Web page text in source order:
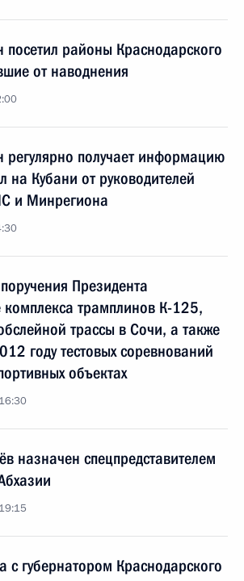
посетил районы Краснодарского
от наводнения
регулярно получает информацию
на Кубани от руководителей
и Минрегиона
Президента
комплекса трамплинов К-125,
трассы в Сочи, а также
году тестовых соревнований
объектах
назначен спецпредставителем
с губернатором Краснодарского